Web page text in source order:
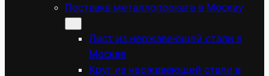
Поставка металлопроката в Москву
Лист из нержавеющей стали в
Москве
Круг из нержавеющей стали в